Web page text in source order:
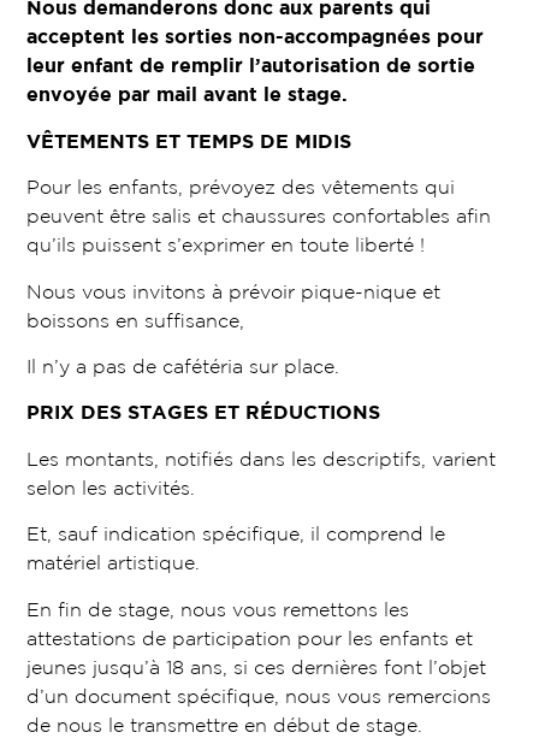
Nous demanderons donc aux parents qui
acceptent les sorties non-accompagnées pour
leur enfant de remplir l’autorisation de sortie
envoyée par mail avant le stage.
VÊTEMENTS ET TEMPS DE MIDIS
Pour les enfants, prévoyez des vêtements qui
peuvent être salis et chaussures confortables afin
qu’ils puissent s’exprimer en toute liberté !
Nous vous invitons à prévoir pique-nique et
boissons en suffisance,
Il n’y a pas de cafétéria sur place.
PRIX DES STAGES ET RÉDUCTIONS
Les montants, notifiés dans les descriptifs, varient
selon les activités.
Et, sauf indication spécifique, il comprend le
matériel artistique.
En fin de stage, nous vous remettons les
attestations de participation pour les enfants et
jeunes jusqu’à 18 ans, si ces dernières font l’objet
d’un document spécifique, nous vous remercions
de nous le transmettre en début de stage.